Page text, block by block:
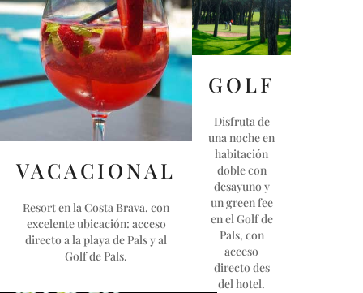
VACACIONAL
Resort en la Costa Brava, con
excelente ubicación: acceso
directo a la playa de Pals y al
Golf de Pals.
GOLF
Disfruta de
una noche en
habitación
doble con
desayuno y
un green fee
en el Golf de
Pals, con
acceso
directo des
del hotel.